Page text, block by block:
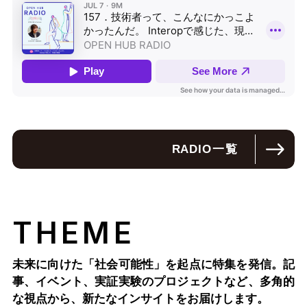
RADIO一覧
THEME
未来に向けた「社会可能性」を起点に特集を発信。記
事、イベント、実証実験のプロジェクトなど、多角的
な視点から、新たなインサイトをお届けします。